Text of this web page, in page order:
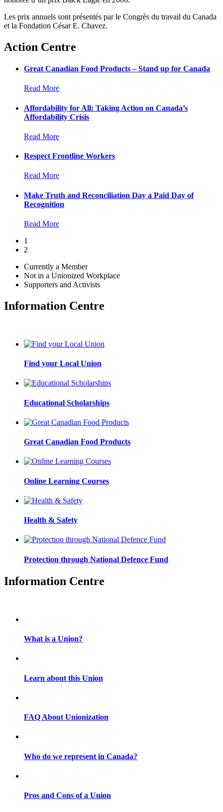
Les prix annuels sont présentés par le Congrès du travail du Canada
et la Fondation César E. Chavez.
Action Centre
Great Canadian Food Products – Stand up for Canada
Read More
Affordability for All: Taking Action on Canada’s
Affordability Crisis
Read More
Respect Frontline Workers
Read More
Make Truth and Reconciliation Day a Paid Day of
Recognition
Read More
1
2
Currently a Member
Not in a Unionized Workplace
Supporters and Activists
Information Centre
Find your Local Union
Educational Scholarships
Great Canadian Food Products
Online Learning Courses
Health & Safety
Protection through National Defence Fund
Information Centre
What is a Union?
Learn about this Union
FAQ About Unionization
Who do we represent in Canada?
Pros and Cons of a Union